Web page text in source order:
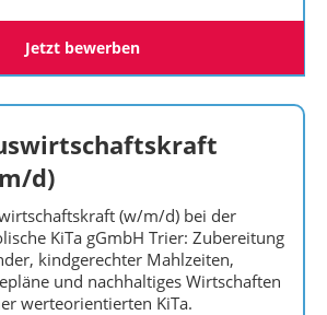
Jetzt bewerben
d)
(w/m/d) bei der
KiTa gGmbH Trier: Zubereitung
kindgerechter Mahlzeiten,
und nachhaltiges Wirtschaften
werteorientierten KiTa.